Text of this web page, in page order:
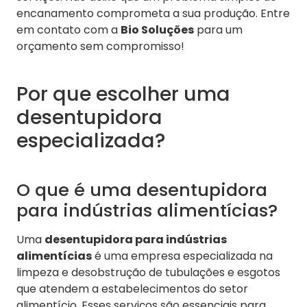
encanamento comprometa a sua produção. Entre
em contato com a Bio Soluções para um
orçamento sem compromisso!
Por que escolher uma
desentupidora
especializada?
O que é uma desentupidora
para indústrias alimentícias?
Uma desentupidora para indústrias
alimentíciasé uma empresa especializada na
limpeza e desobstrução de tubulações e esgotos
que atendem a estabelecimentos do setor